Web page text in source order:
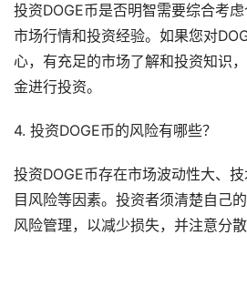
投资DOGE币是否明智需要综合考虑
市场行情和投资经验。如果您对
心，有充足的市场了解和投资知识
金进行投资。
4. 投资DOGE币的风险有哪些？
投资DOGE币存在市场波动性大、
目风险等因素。投资者须清楚自己
风险管理，以减少损失，并注意分散